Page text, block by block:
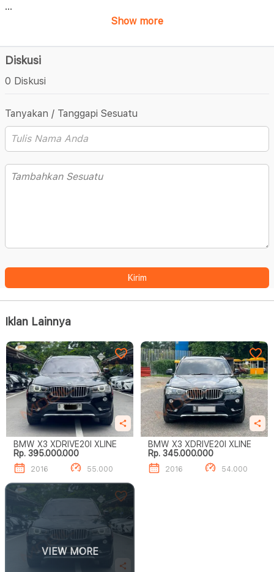
...
Show more
Diskusi
0 Diskusi
Tanyakan / Tanggapi Sesuatu
Kirim
Iklan Lainnya
BMW X3 XDRIVE20I XLINE
Rp. 395.000.000
2016 55.000
BMW X3 XDRIVE20I XLINE
Rp. 345.000.000
2016 54.000
VIEW MORE